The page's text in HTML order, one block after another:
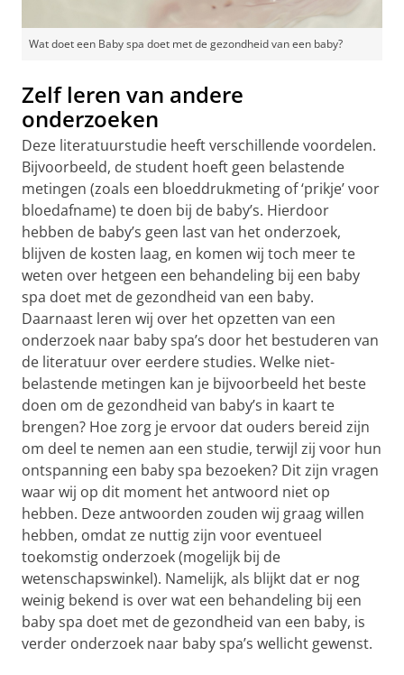
Wat doet een Baby spa doet met de gezondheid van een baby?
Zelf leren van andere
onderzoeken
Deze literatuurstudie heeft verschillende voordelen.
Bijvoorbeeld, de student hoeft geen belastende
metingen (zoals een bloeddrukmeting of ‘prikje’ voor
bloedafname) te doen bij de baby’s. Hierdoor
hebben de baby’s geen last van het onderzoek,
blijven de kosten laag, en komen wij toch meer te
weten over hetgeen een behandeling bij een baby
spa doet met de gezondheid van een baby.
Daarnaast leren wij over het opzetten van een
onderzoek naar baby spa’s door het bestuderen van
de literatuur over eerdere studies. Welke niet-
belastende metingen kan je bijvoorbeeld het beste
doen om de gezondheid van baby’s in kaart te
brengen? Hoe zorg je ervoor dat ouders bereid zijn
om deel te nemen aan een studie, terwijl zij voor hun
ontspanning een baby spa bezoeken? Dit zijn vragen
waar wij op dit moment het antwoord niet op
hebben. Deze antwoorden zouden wij graag willen
hebben, omdat ze nuttig zijn voor eventueel
toekomstig onderzoek (mogelijk bij de
wetenschapswinkel). Namelijk, als blijkt dat er nog
weinig bekend is over wat een behandeling bij een
baby spa doet met de gezondheid van een baby, is
verder onderzoek naar baby spa’s wellicht gewenst.